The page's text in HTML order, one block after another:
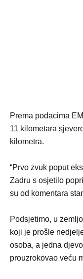
Prema podacima
11 kilometara
kilometra.
“Prvo zvuk poput
Zadru s osjetilo
su od komentara
Podsjetimo, u
koji je prošle
osoba, a jedna
prouzrokovao veću